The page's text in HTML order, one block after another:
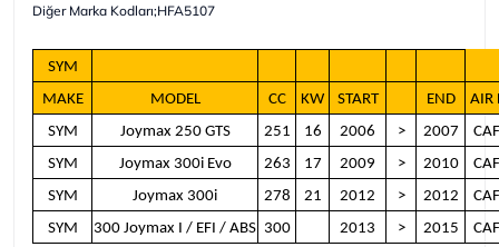
Diğer Marka Kodları;HFA5107
SYM
MAKE
MODEL CC KW START END
AIR
SYM
Joymax 250 GTS 251 16 2006 > 2007
SYM
Joymax 300i Evo 263 17 2009 > 2010
SYM
Joymax 300i 278 21 2012 > 2012
SYM
300 Joymax I / EFI / ABS 300 2013 > 2015